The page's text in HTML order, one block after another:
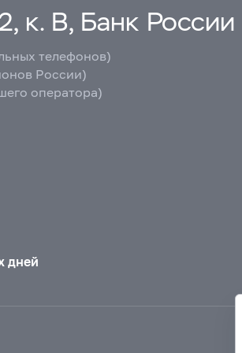
к. В, Банк России
телефонов)
России)
оператора)
дней